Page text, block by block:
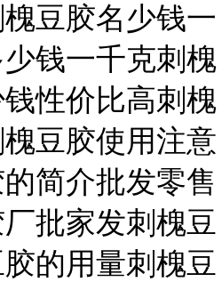
豆胶名少钱一
钱一千克刺槐
性价比高刺槐
豆胶使用注意
简介批发零售
批家发刺槐豆
的用量刺槐豆